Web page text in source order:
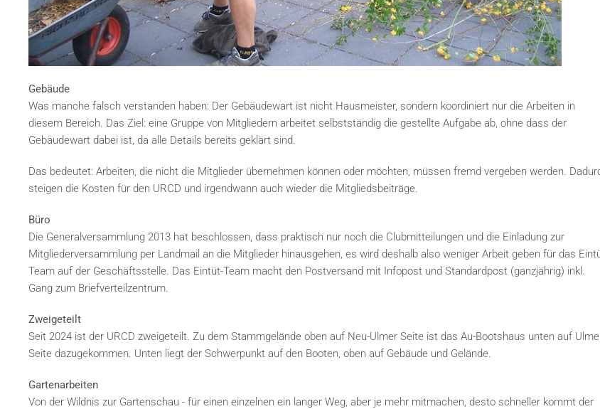
Gebäude
Was manche falsch verstanden haben: Der Gebäudewart ist nicht Hausmeister, sondern koordiniert nur die Arbeiten in
diesem Bereich. Das Ziel: eine Gruppe von Mitgliedern arbeitet selbstständig die gestellte Aufgabe ab, ohne dass der
Gebäudewart dabei ist, da alle Details bereits geklärt sind.
Das bedeutet: Arbeiten, die nicht die Mitglieder übernehmen können oder möchten, müssen fremd vergeben werden.
steigen die Kosten für den URCD und irgendwann auch wieder die Mitgliedsbeiträge.
Büro
Die Generalversammlung 2013 hat beschlossen, dass praktisch nur noch die Clubmitteilungen und die Einladung zur
Mitgliederversammlung per Landmail an die Mitglieder hinausgehen, es wird deshalb also weniger Arbeit geben für das
Team auf der Geschäftsstelle. Das Eintüt-Team macht den Postversand mit Infopost und Standardpost (ganzjährig) inkl.
Gang zum Briefverteilzentrum.
Zweigeteilt
Seit 2024 ist der URCD zweigeteilt. Zu dem Stammgelände oben auf Neu-Ulmer Seite ist das Au-Bootshaus unten auf
Seite dazugekommen. Unten liegt der Schwerpunkt auf den Booten, oben auf Gebäude und Gelände.
Gartenarbeiten
Von der Wildnis zur Gartenschau - für einen einzelnen ein langer Weg, aber je mehr mitmachen, desto schneller kommt der